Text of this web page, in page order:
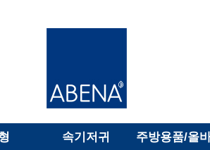
속기저귀 주방용품/올